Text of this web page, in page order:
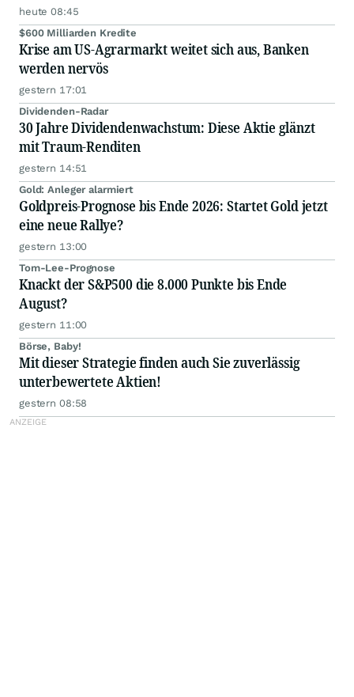
heute 08:45
$600 Milliarden Kredite
Krise am US-Agrarmarkt weitet sich aus, Banken
werden nervös
gestern 17:01
Dividenden-Radar
30 Jahre Dividendenwachstum: Diese Aktie glänzt
mit Traum-Renditen
gestern 14:51
Gold: Anleger alarmiert
Goldpreis-Prognose bis Ende 2026: Startet Gold jetzt
eine neue Rallye?
gestern 13:00
Tom-Lee-Prognose
Knackt der S&P500 die 8.000 Punkte bis Ende
August?
gestern 11:00
Börse, Baby!
Mit dieser Strategie finden auch Sie zuverlässig
unterbewertete Aktien!
gestern 08:58